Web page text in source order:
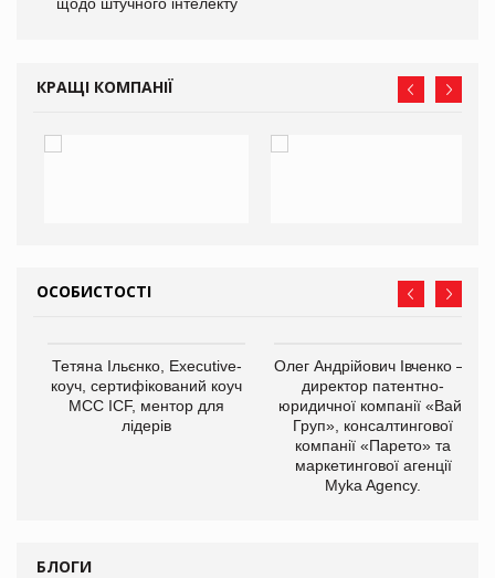
КРАЩІ КОМПАНІЇ
ОСОБИСТОСТІ
Тетяна Ільєнко, Executive-
коуч, сертифікований коуч
МСС ICF, ментор для
лідерів
Олег Андрійович Івченко —
директор патентно-
юридичної компанії «Вайз
Груп», консалтингової
компанії «Парето» та
маркетингової агенції
Myka Agency.
БЛОГИ